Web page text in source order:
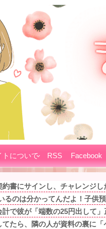
トについて RSS Facebook
書にサインし、チャレンジ
るのは分かってんだよ！子供
で彼が「端数の25円出して
たら、隣の人が資料の裏に